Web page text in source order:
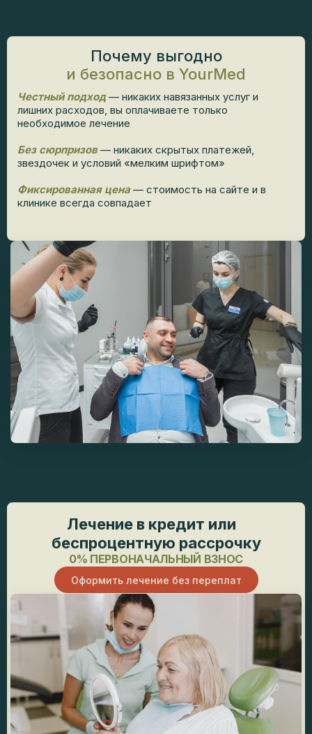
Почему выгодно
и безопасно в YourMed
Честный подход— никаких навязанных услуг и
лишних расходов, вы оплачиваете только
необходимое лечение
Без сюрпризов — никаких скрытых платежей,
звездочек и условий «мелким шрифтом»
Фиксированная цена— стоимость на сайте и в
клинике всегда совпадает
Лечение в кредит или
беспроцентную рассрочку
0% ПЕРВОНАЧАЛЬНЫЙ ВЗНОС
Оформить лечение без переплат